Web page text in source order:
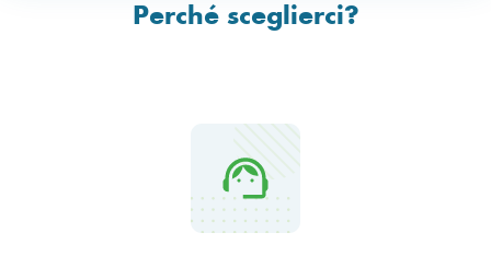
Perché sceglierci?